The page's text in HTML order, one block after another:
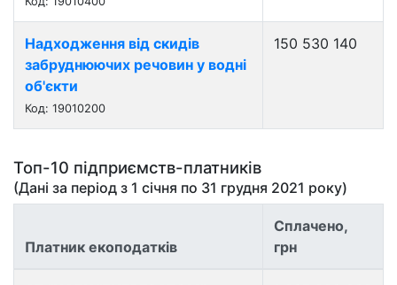
Надходження від скидів
забруднюючих речовин у водні
об'єкти
Код: 19010200
150 530 140
Топ-10 підприємств-платників
(Дані за період з 1 січня по 31 грудня 2021 року)
Платник екоподатків
Сплачено,
грн